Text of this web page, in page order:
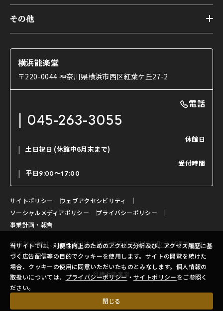
当サイトでは、利便性向上のためのアクセス分析及び、アクセス履歴に基
づく広告配信等の目的でクッキーを使用します。サイトの閲覧を続けた
場合、クッキーの使用に同意いただいたものとみなします。個人情報の
取扱いについては、 プライバシーポリシー・サイトポリシーをご参照く
ださい。
閉じる
本舞台座席
交通アクセス
第二舞台
研修室
楽屋
ご利用の流れ
利用料金表
能舞台と演じ手
使用する道具
能・狂言の曲目説明
日本の古典芸能
その他
コラム
OTABISHO
チケット購入方法
ご寄附について
よくいただくご質問
お問い合わせ
横浜能楽堂
〒220-0044 神奈川県横浜市西区紅葉ケ丘27-2
電話
045-263-3055
休館日
土日祝日 (休館中6月末まで)
受付時間
平日9:00〜17:00
サイトポリシー
ウェブアクセシビリティ
ソーシャルメディアポリシー
プライバシーポリシー
事業計画・報告
横浜能楽堂は、公益財団法人横浜市芸術文化振興財団が運営してい
ます。
©横浜能楽堂